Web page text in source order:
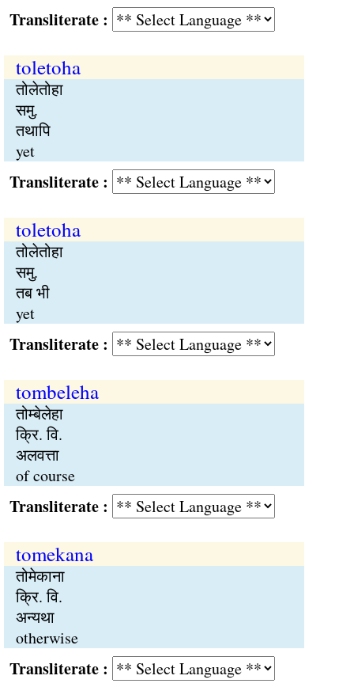
:
toletoha
तोलेतोहा
समु.
तथापि
yet
:
toletoha
तोलेतोहा
समु.
तब भी
yet
:
tombeleha
तोम्बेलेहा
क्रि. वि.
अलवत्ता
of course
:
tomekana
तोमेकाना
क्रि. वि.
अन्यथा
otherwise
: